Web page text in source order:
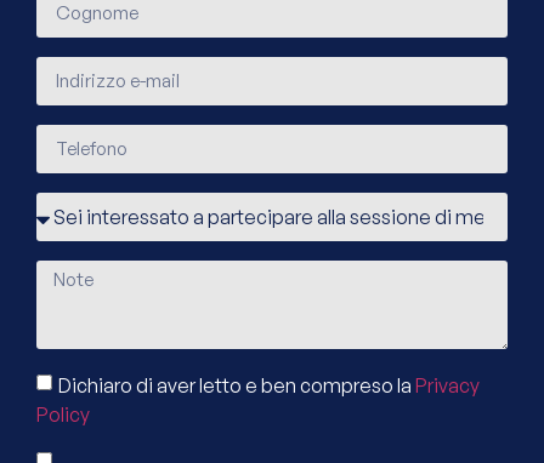
Dichiaro di aver letto e ben compreso la Privacy
Policy